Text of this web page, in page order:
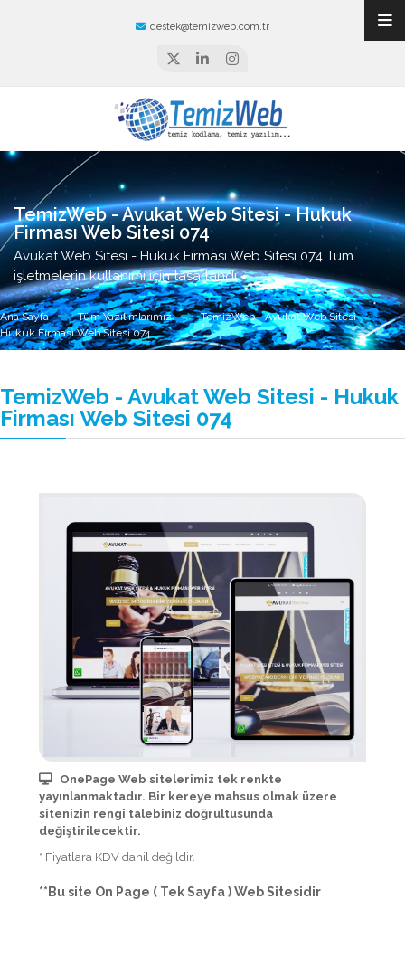
destek@temizweb.com.tr
TemizWeb - Avukat Web Sitesi - Hukuk
Firması Web Sitesi 074
Avukat Web Sitesi - Hukuk Firması Web Sitesi 074 Tüm
işletmelerin kullanımı için tasarlandı.
Ana Sayfa Tüm Yazılımlarımız
TemizWeb - Avukat Web Sitesi -
Hukuk Firması Web Sitesi 074
TemizWeb - Avukat Web Sitesi - Hukuk
Firması Web Sitesi 074
OnePage Web sitelerimiz tek renkte
yayınlanmaktadır. Bir kereye mahsus olmak üzere
sitenizin rengi talebiniz doğrultusunda
değiştirilecektir.
* Fiyatlara KDV dahil değildir.
**Bu site On Page ( Tek Sayfa ) Web Sitesidir